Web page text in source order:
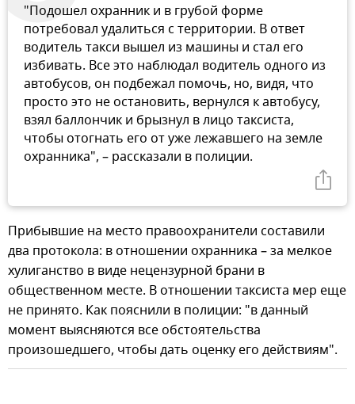
"Подошел охранник и в грубой форме
потребовал удалиться с территории. В ответ
водитель такси вышел из машины и стал его
избивать. Все это наблюдал водитель одного из
автобусов, он подбежал помочь, но, видя, что
просто это не остановить, вернулся к автобусу,
взял баллончик и брызнул в лицо таксиста,
чтобы отогнать его от уже лежавшего на земле
охранника", – рассказали в полиции.
Прибывшие на место правоохранители составили
два протокола: в отношении охранника – за мелкое
хулиганство в виде нецензурной брани в
общественном месте. В отношении таксиста мер еще
не принято. Как пояснили в полиции: "в данный
момент выясняются все обстоятельства
произошедшего, чтобы дать оценку его действиям".